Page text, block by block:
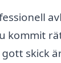
kommit
skick